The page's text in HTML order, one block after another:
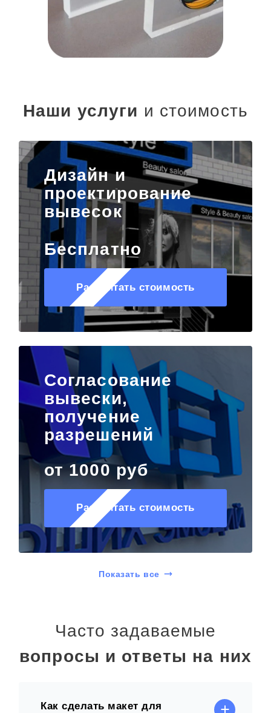
Наши услуги и стоимость
Дизайн и
проектирование
вывесок
Бесплатно
Рассчитать стоимость
Согласование
вывески,
получение
разрешений
от 1000 руб
Рассчитать стоимость
Показать все
Часто задаваемые
вопросы и ответы на них
Как сделать макет для